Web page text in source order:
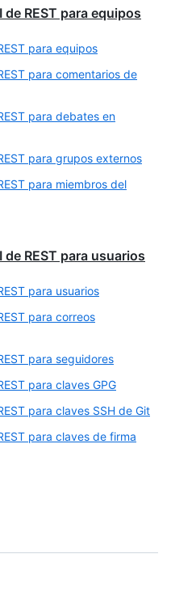
REST para equipos
para equipos
para comentarios de
para debates en
para grupos externos
para miembros del
REST para usuarios
para usuarios
para correos
para seguidores
para claves GPG
para claves SSH de Git
para claves de firma